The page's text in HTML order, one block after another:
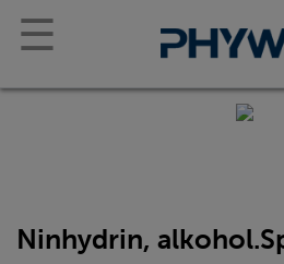
☰
Ninhydrin,